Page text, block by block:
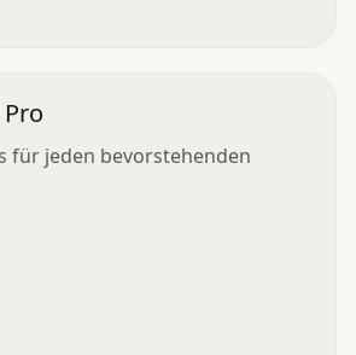
für jeden bevorstehenden